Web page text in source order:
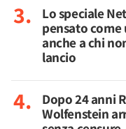
Lo speciale
pensato
anche a chi
lancio
Dopo 24 anni
Wolfenstein